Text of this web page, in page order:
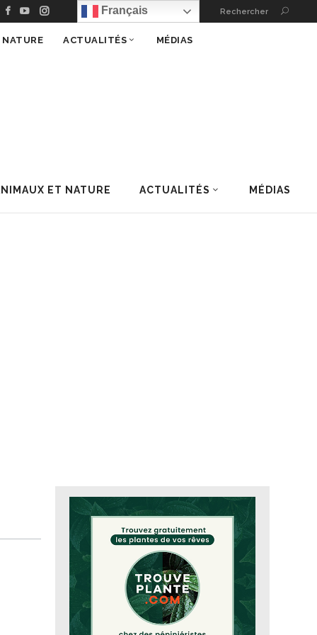
Français Rechercher
ET NATURE ACTUALITÉS MÉDIAS
ACTUALITÉS MÉDIAS